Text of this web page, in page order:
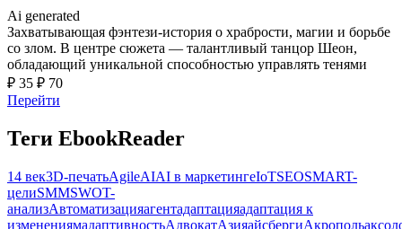
Ai generated
Захватывающая фэнтези-история о храбрости, магии и борьбе
со злом. В центре сюжета — талантливый танцор Шеон,
обладающий уникальной способностью управлять тенями
₽ 35 ₽ 70
Перейти
Теги EbookReader
14 век3D-печатьAgileAIAI в маркетингеIoTSEOSMART-
целиSMMSWOT-
анализАвтоматизацияагентадаптацияадаптация к
изменениямадаптивностьАдвокатАзияайсбергиАкрополь